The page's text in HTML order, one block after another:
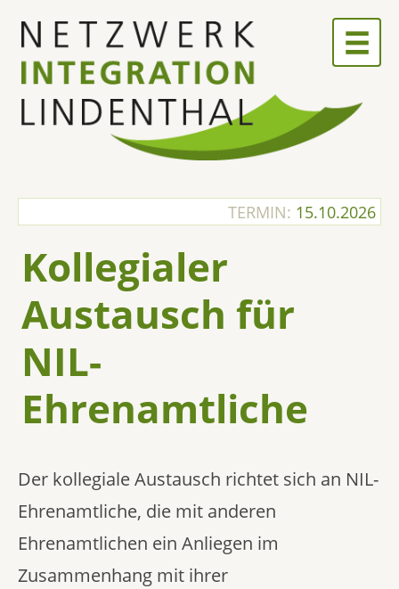
to
content
TERMIN: 15.10.2026
Kollegialer
Austausch für
NIL-
Ehrenamtliche
Der kollegiale Austausch richtet sich an NIL-
Ehrenamtliche, die mit anderen
Ehrenamtlichen ein Anliegen im
Zusammenhang mit ihrer